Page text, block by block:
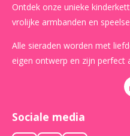
Ontdek onze unieke
vrolijke armbanden en
Alle sieraden worden met
eigen ontwerp en zijn perfect
Sociale media